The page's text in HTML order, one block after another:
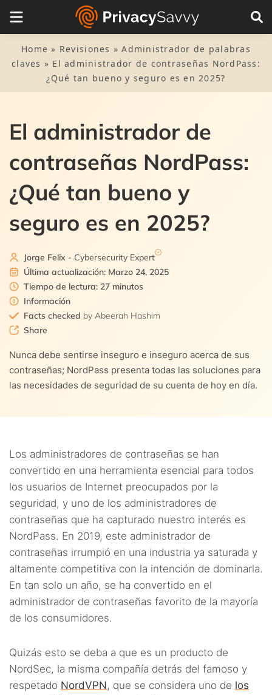
Home » Revisiones »Administrador de palabras
claves » El administrador de contraseñas NordPass:
¿Qué tan bueno y seguro es en 2025?
El administrador de
contraseñas NordPass:
¿Qué tan bueno y
seguro es en 2025?
Jorge Felix - Cybersecurity Expert
Última actualización: Marzo 24, 2025
Tiempo de lectura: 27 minutos
Información
Facts checked by Abeerah Hashim
Share
Nunca debe sentirse inseguro e inseguro acerca de sus
contraseñas; NordPass presenta todas las soluciones para
las necesidades de seguridad de su cuenta de hoy en día.
Visit Website
Los administradores de contraseñas se han
convertido en una herramienta esencial para todos
los usuarios de Internet preocupados por la
seguridad, y uno de los administradores de
contraseñas que ha capturado nuestro interés es
NordPass. En 2019, este administrador de
contraseñas irrumpió en una industria ya saturada y
altamente competitiva con la intención de dominarla.
En tan solo un año, se ha convertido en el
administrador de contraseñas favorito de la mayoría
de los consumidores.
Quizás esto se deba a que es un producto de
NordSec, la misma compañía detrás del famoso y
respetado NordVPN, que se considera uno de los